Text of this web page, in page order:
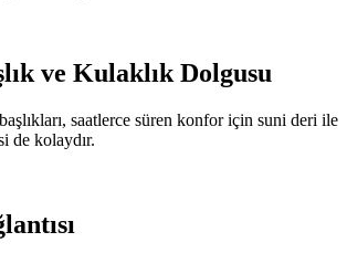
ve Kulaklık Dolgusu
saatlerce süren konfor için suni deri ile
de kolaydır.